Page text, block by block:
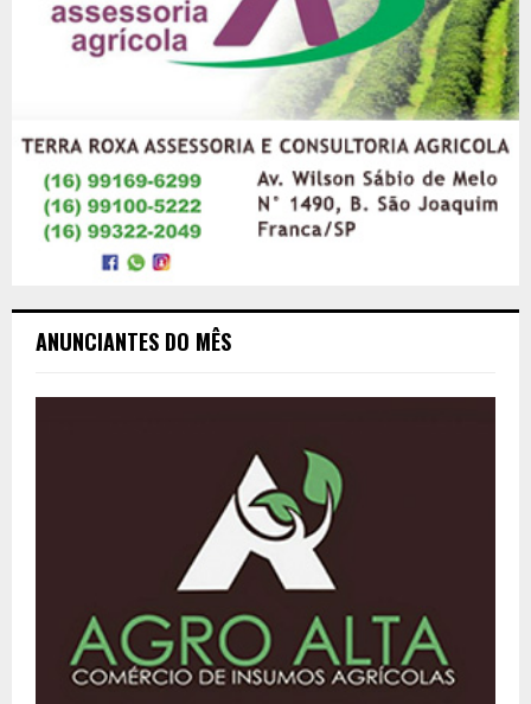
ANUNCIANTES DO MÊS